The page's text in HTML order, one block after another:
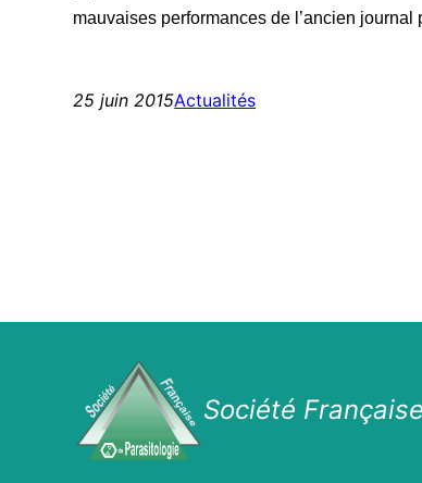
mau­vaises per­for­mances de l’ancien jour­nal
25 juin 2015Actualités
Société